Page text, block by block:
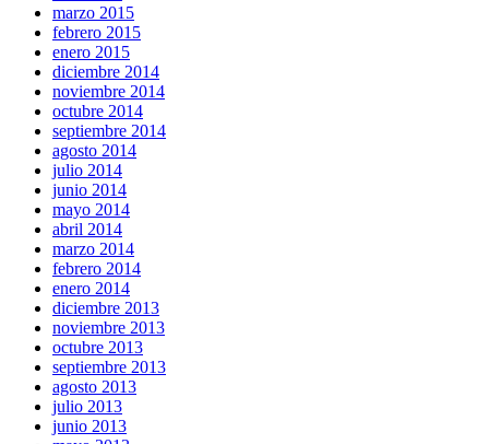
marzo 2015
febrero 2015
enero 2015
diciembre 2014
noviembre 2014
octubre 2014
septiembre 2014
agosto 2014
julio 2014
junio 2014
mayo 2014
abril 2014
marzo 2014
febrero 2014
enero 2014
diciembre 2013
noviembre 2013
octubre 2013
septiembre 2013
agosto 2013
julio 2013
junio 2013